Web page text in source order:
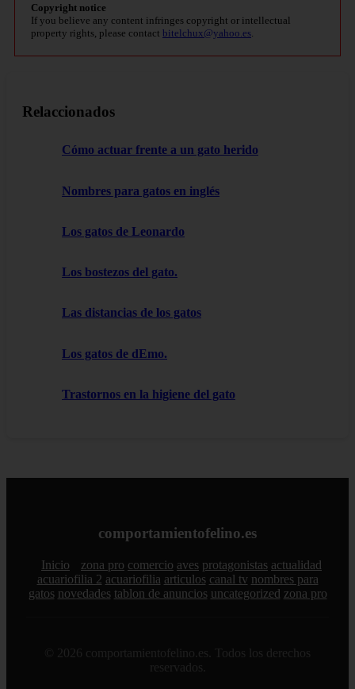
Copyright notice
If you believe any content infringes copyright or intellectual
property rights, please contact bitelchux@yahoo.es
Relaccionados
Cómo actuar frente a un gato herido
Nombres para gatos en inglés
Los gatos de Leonardo
Los bostezos del gato.
Las distancias de los gatos
Los gatos de dEmo.
Trastornos en la higiene del gato
comportamientofelino.es
Inicio zona pro comercio aves protagonistas actualidad
acuariofilia 2 acuariofilia articulos canal tv nombres para
gatos novedades tablon de anuncios uncategorized zona pro
© 2026 comportamientofelino.es. Todos los derechos
reservados.